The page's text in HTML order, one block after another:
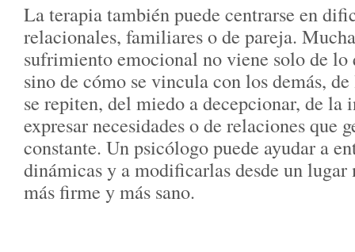
La terapia también puede centrarse en
relacionales, familiares o de pareja.
sufrimiento emocional no viene solo de lo
sino de cómo se vincula con los demás,
se repiten, del miedo a decepcionar, de la
expresar necesidades o de relaciones que
constante. Un psicólogo puede ayudar a
dinámicas y a modificarlas desde un lugar
más firme y más sano.